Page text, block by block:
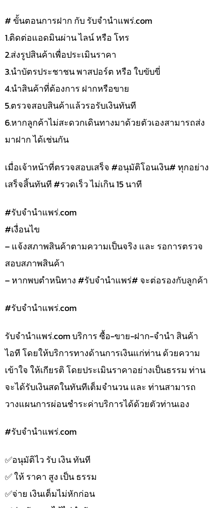
# ขั้นตอนการฝาก กับ รับจำนำแพร่.com
1.ติดต่อแอดมินผ่าน ไลน์ หรือ โทร
2.ส่งรูปสินค้าเพื่อประเมินราคา
3.นำบัตรประชาชน พาสปอร์ต หรือ ใบขับขี่
4.นำสินค้าที่ต้องการ ฝากหรือขาย
5.ตรวจสอบสินค้าแล้วรอรับเงินทันที
6.หากลูกค้าไม่สะดวกเดินทางมาด้วยตัวเองสามารถส่ง
มาฝาก ได้เช่นกัน
เมื่อเจ้าหน้าที่ตรวจสอบเสร็จ #อนุมัติโอนเงิน# ทุกอย่าง
เสร็จสิ้นทันที #รวดเร็ว ไม่เกิน 15 นาที
#รับจํานําแพร่.com
#เงื่อนไข
– แจ้งสภาพสินค้าตามความเป็นจริง และ รอการตรวจ
สอบสภาพสินค้า
– หากพบตำหนิทาง #รับจำนำแพร่# จะต่อรองกับลูกค้า
#รับจํานําแพร่.com
รับจํานําแพร่.com บริการ ซื้อ-ขาย-ฝาก-จำนำ สินค้า
ไอที โดยให้บริการทางด้านการเงินแก่ท่าน ด้วยความ
เข้าใจ ให้เกียรติ โดยประเมินราคาอย่างเป็นธรรม ท่าน
จะได้รับเงินสดในทันทีเต็มจำนวน และ ท่านสามารถ
วางแผนการผ่อนชำระค่าบริการได้ด้วยตัวท่านเอง
#รับจํานําแพร่.com
✅️อนุมัติไว รับ เงิน ทันที
✅️ ให้ ราคา สูง เป็น ธรรม
✅️จ่าย เงินเต็มไม่หักก่อน